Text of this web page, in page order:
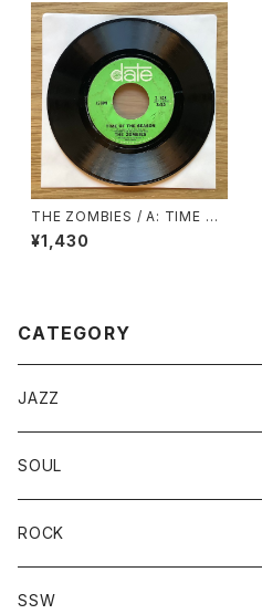
THE ZOMBIES / A: TIME OF
THE SEASON / B: FRIENDS
OF MINE
¥1,430
CATEGORY
JAZZ
SOUL
ROCK
SSW